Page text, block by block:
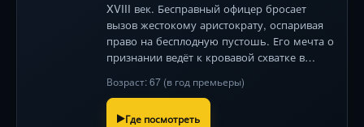
XVIII век. Бесправный офицер бросает
вызов жестокому аристократу, оспаривая
право на бесплодную пустошь. Его мечта о
признании ведёт к кровавой схватке в
непокорного героя.
Возраст: 67 (в год премьеры)
Где посмотреть